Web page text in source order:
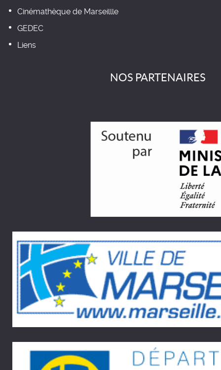
Cinémathèque de Marseillle
GEDEC
Liens
NOS PARTENAIRES